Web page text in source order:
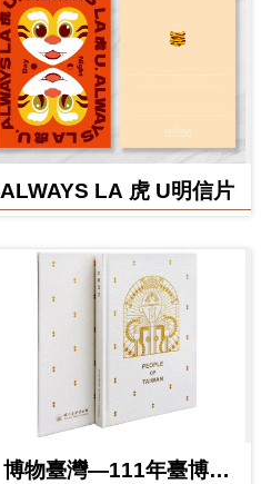
ALWAYS LA 虎 U明信片
博物臺灣—111年臺博館